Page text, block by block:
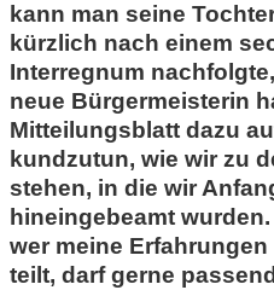
kann man seine
kürzlich nach einem
Interregnum
neue Bürgermeisterin
Mitteilungsblatt dazu
kundzutun, wie wir zu
stehen, in die wir
hineingebeamt
wer meine
teilt, darf gerne